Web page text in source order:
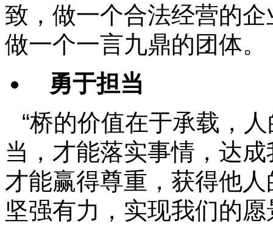
致，做一个合法经营的
做一个一言九鼎的团体。
勇于担当
“桥的价值在于承载，
当，才能落实事情，达
才能赢得尊重，获得他
坚强有力，实现我们的愿